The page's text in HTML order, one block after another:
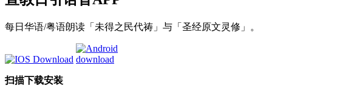
每日华语/粤语朗读「未得之民代祷」与「圣经原文灵修」。
扫描下载安装